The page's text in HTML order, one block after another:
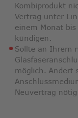
Kombiprodukt
Vertrag unter
einem Monat
kündigen.
Sollte an Ihrem
möglich. Ändert
Neuvertrag